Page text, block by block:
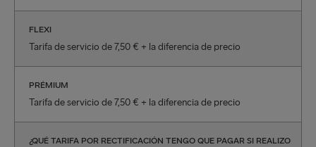
FLEXI
Tarifa de servicio de 7,50 € + la diferencia de precio
PRÉMIUM
Tarifa de servicio de 7,50 € + la diferencia de precio
¿QUÉ TARIFA POR RECTIFICACIÓN TENGO QUE PAGAR SI REALIZO